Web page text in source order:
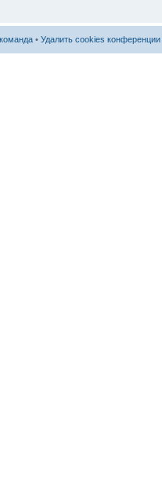
• Удалить cookies конференции